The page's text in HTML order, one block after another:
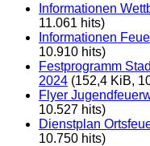
Informationen
11.061 hits)
Informationen
10.910 hits)
Festprogramm
2024 (152,4 KiB,
Flyer
10.527 hits)
Dienstplan
10.750 hits)